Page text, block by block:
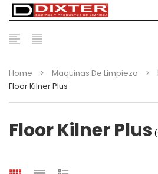
Home
> Maquinas De Limpieza >
Floor Kilner Plus
Floor Kilner Plus